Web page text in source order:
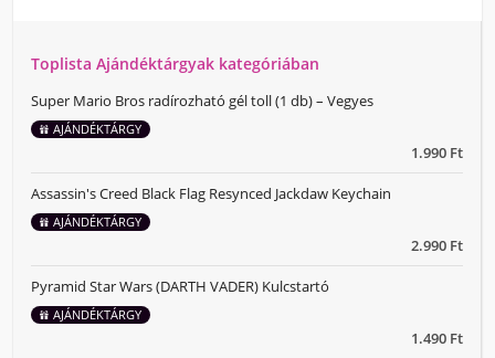
Toplista Ajándéktárgyak kategóriában
1.990 Ft
Super Mario Bros radírozható gél toll (1 db) – Vegyes
AJÁNDÉKTÁRGY
2.990 Ft
Assassin's Creed Black Flag Resynced Jackdaw Keychain
AJÁNDÉKTÁRGY
1.490 Ft
Pyramid Star Wars (DARTH VADER) Kulcstartó
AJÁNDÉKTÁRGY